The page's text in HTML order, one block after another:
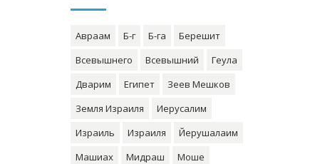
Авраам Б-г Б-га
Берешит
Всевышнего
Всевышний
Геула
Дварим
Египет
Зеев Мешков
Земля Израиля
Иерусалим
Израиль
Израиля
Йерушалаим
Машиах
Мидраш
Моше